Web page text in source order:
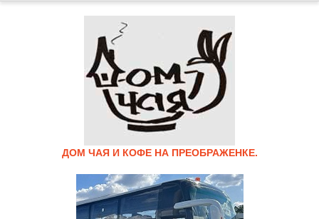
ДОМ ЧАЯ И КОФЕ НА ПРЕОБРАЖЕНКЕ.